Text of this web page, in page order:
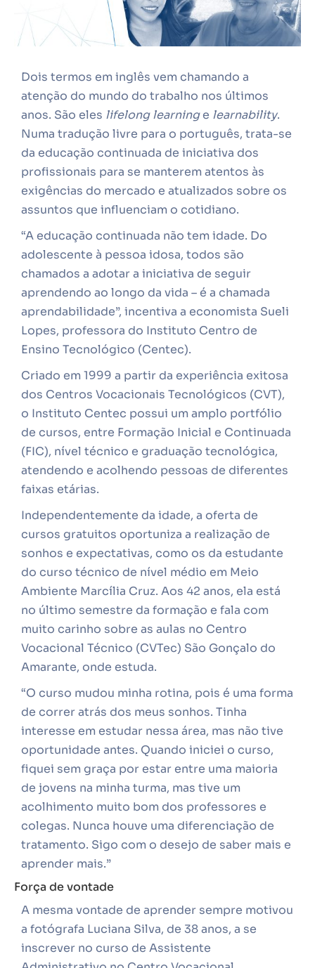
Dois termos em inglês vem chamando a
atenção do mundo do trabalho nos últimos
anos. São eles lifelong learninge learnability.
Numa tradução livre para o português, trata-se
da educação continuada de iniciativa dos
profissionais para se manterem atentos às
exigências do mercado e atualizados sobre os
assuntos que influenciam o cotidiano.
“A educação continuada não tem idade. Do
adolescente à pessoa idosa, todos são
chamados a adotar a iniciativa de seguir
aprendendo ao longo da vida – é a chamada
aprendabilidade”, incentiva a economista Sueli
Lopes, professora do Instituto Centro de
Ensino Tecnológico (Centec).
Criado em 1999 a partir da experiência exitosa
dos Centros Vocacionais Tecnológicos (CVT),
o Instituto Centec possui um amplo portfólio
de cursos, entre Formação Inicial e Continuada
(FIC), nível técnico e graduação tecnológica,
atendendo e acolhendo pessoas de diferentes
faixas etárias.
Independentemente da idade, a oferta de
cursos gratuitos oportuniza a realização de
sonhos e expectativas, como os da estudante
do curso técnico de nível médio em Meio
Ambiente Marcília Cruz. Aos 42 anos, ela está
no último semestre da formação e fala com
muito carinho sobre as aulas no Centro
Vocacional Técnico (CVTec) São Gonçalo do
Amarante, onde estuda.
“O curso mudou minha rotina, pois é uma forma
de correr atrás dos meus sonhos. Tinha
interesse em estudar nessa área, mas não tive
oportunidade antes. Quando iniciei o curso,
fiquei sem graça por estar entre uma maioria
de jovens na minha turma, mas tive um
acolhimento muito bom dos professores e
colegas. Nunca houve uma diferenciação de
tratamento. Sigo com o desejo de saber mais e
aprender mais.”
Força de vontade
A mesma vontade de aprender sempre motivou
a fotógrafa Luciana Silva, de 38 anos, a se
inscrever no curso de Assistente